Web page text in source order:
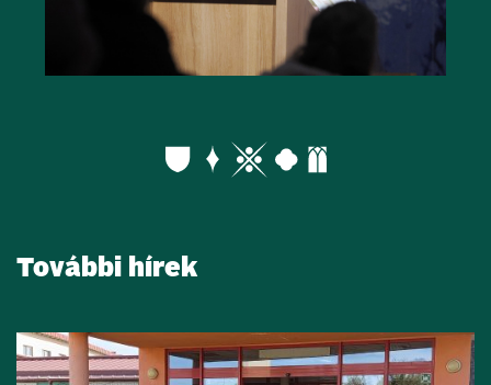
További hírek